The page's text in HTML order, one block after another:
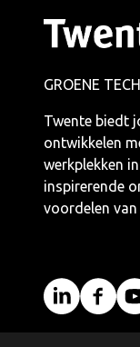
GROENE
Twente biedt
ontwikkelen
werkplekken
inspirerende
voordelen van